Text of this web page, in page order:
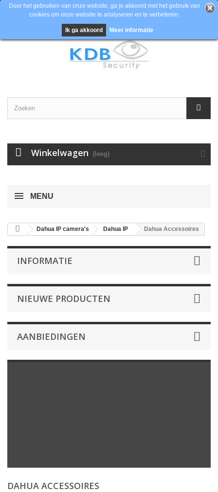
Contacteer ons
Winkelwagen (leeg)
Door het gebruiken van onze website, ga je akkoord met het gebruik van
cookies om onze website te analyseren en te verbeteren.
Ik ga akkoord Meer informatie
MENU
Dahua IP camera's Dahua IP Dahua Accessoires
INFORMATIE
NIEUWE PRODUCTEN
AANBIEDINGEN
DAHUA ACCESSOIRES